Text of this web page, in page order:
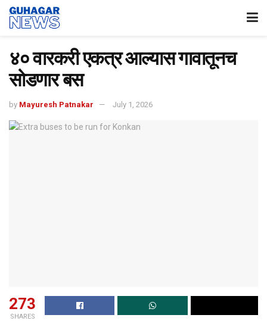
४० वारकरी एकत्र आल्यास गावातूनच
सोडणार बस
by Mayuresh Patnakar July 1, 2026
273
SHARES